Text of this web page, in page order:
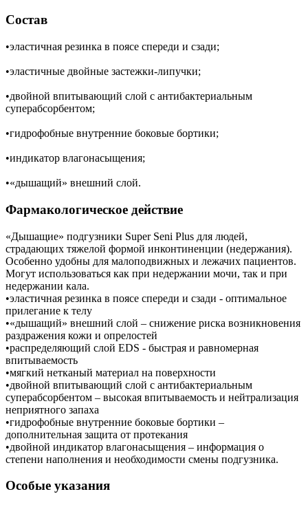
Состав
•эластичная резинка в поясе спереди и сзади;
•эластичные двойные застежки-липучки;
•двойной впитывающий слой с антибактериальным
суперабсорбентом;
•гидрофобные внутренние боковые бортики;
•индикатор влагонасыщения;
•«дышащий» внешний слой.
Фармакологическое действие
«Дышащие» подгузники Super Seni Plus для людей,
страдающих тяжелой формой инконтиненции (недержания).
Особенно удобны для малоподвижных и лежачих пациентов.
Могут использоваться как при недержании мочи, так и при
недержании кала.
•эластичная резинка в поясе спереди и сзади - оптимальное
прилегание к телу
•«дышащий» внешний слой – снижение риска возникновения
раздражения кожи и опрелостей
•распределяющий слой EDS - быстрая и равномерная
впитываемость
•мягкий нетканый материал на поверхности
•двойной впитывающий слой с антибактериальным
суперабсорбентом – высокая впитываемость и нейтрализация
неприятного запаха
•гидрофобные внутренние боковые бортики –
дополнительная защита от протекания
•двойной индикатор влагонасыщения – информация о
степени наполнения и необходимости смены подгузника.
Особые указания